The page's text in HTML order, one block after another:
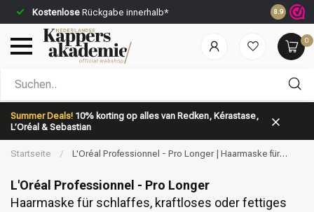
Kostenlose Rückgabe innerhalb* Vor 23:59
8.9
0
Summer Deals! 10% korting op alles van Redken, Kérastase,
L’Oréal & Sebastian
Nach welcher Kategorie suchst du?
Startseite /
L'Oréal Professionnel - Pro Longer | Haarmaske für
L'Oréal Professionnel - Pro Longer
Haarmaske für schlaffes, kraftloses oder fettiges